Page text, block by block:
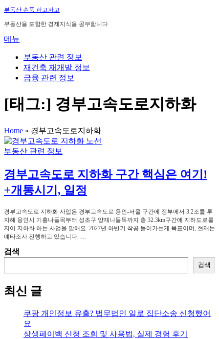
내
용
로
부동산 손품 파고파고
부동산을 포함한 경제지식을 공부합니다
메뉴
부동산 관련 정보
재건축 재개발 정보
금융 관련 정보
[태그:] 경부고속도로지하화
Home » 경부고속도로지하화
부동산 관련 정보
경부고속도로 지하화 구간 핵심은 여기!
+개통시기, 일정
경부고속도로 지하화 사업은 경부고속도로 용인-서울 구간에 정부에서 3.2조를 투
자해 용인시 기흥나들목부터 성초구 양재나들목까지 총 32.3km구간에 지하도로를
지어 지하화 하는 사업을 말해요. 2027년 하반기 착공 들어가는게 목표이며, 현재는
예타조사 진행하고 있습니다. …
검색
검색
최신 글
쿠팡 개인정보 유출? 법무법인 일로 집단소송 신청했어
요
상생페이백 신청 조회 및 사용법, 실제 경험 후기